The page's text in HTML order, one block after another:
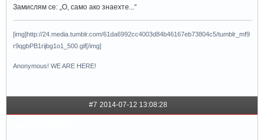
Замислям се: „О, само ако знаехте...“
[img]http://24.media.tumblr.com/61da6992cc4003d84b46167eb73804c5/tumblr_mf9
r9qgbPB1rijbg1o1_500.gif[/img]
Anonymous! WE ARE HERE!
#7 2014-07-12 13:08:28